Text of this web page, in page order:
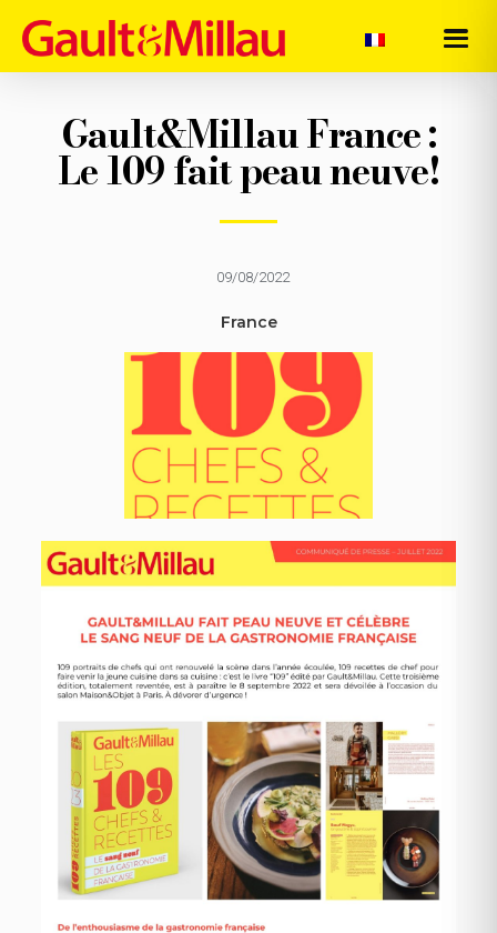
Gault&Millau France :
Le 109 fait peau neuve!
09/08/2022
France